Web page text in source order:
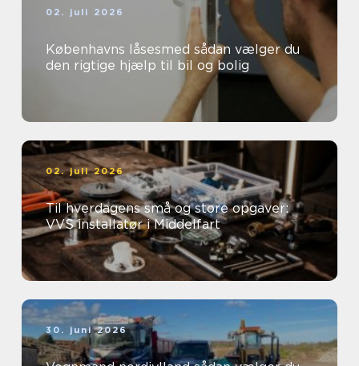
02. juli 2026
Københavns låsesmed sådan vælger du
den rigtige hjælp til bil og bolig
02. juli 2026
Til hverdagens små og store opgaver:
VVS installatør i Middelfart
30. juni 2026